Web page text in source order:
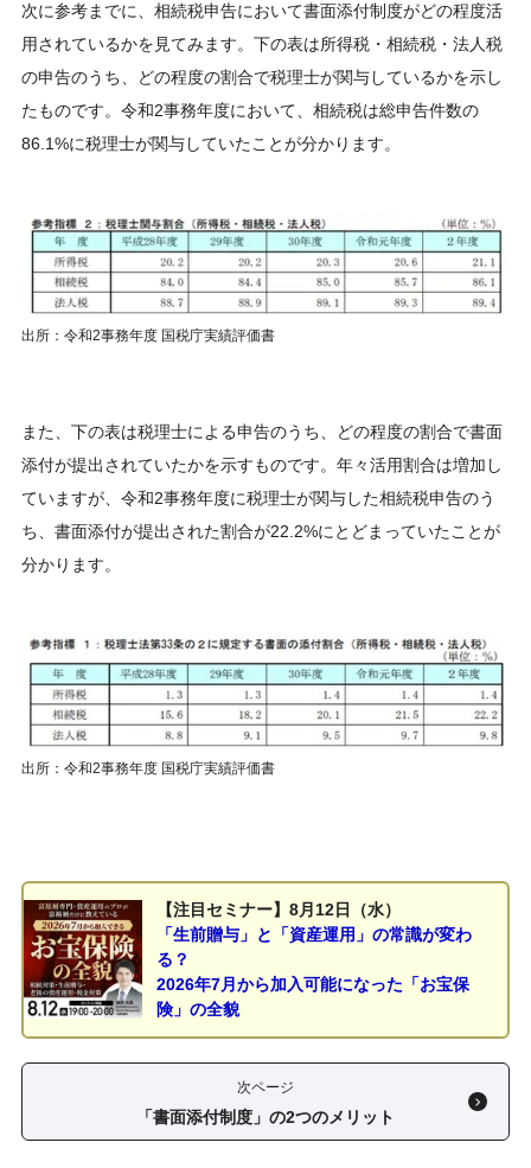
次に参考までに、相続税申告において書面添付制度がどの程度活
用されているかを見てみます。下の表は所得税・相続税・法人税
の申告のうち、どの程度の割合で税理士が関与しているかを示し
たものです。令和2事務年度において、相続税は総申告件数の
86.1%に税理士が関与していたことが分かります。
出所：令和2事務年度 国税庁実績評価書
また、下の表は税理士による申告のうち、どの程度の割合で書面
添付が提出されていたかを示すものです。年々活用割合は増加し
ていますが、令和2事務年度に税理士が関与した相続税申告のう
ち、書面添付が提出された割合が22.2%にとどまっていたことが
分かります。
出所：令和2事務年度 国税庁実績評価書
【注目セミナー】8月12日（水）
「生前贈与」と「資産運用」の常識が変わ
る？
2026年7月から加入可能になった「お宝保
険」の全貌
次ページ
「書面添付制度」の2つのメリット